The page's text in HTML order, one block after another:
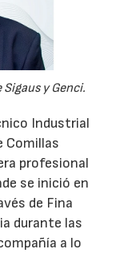
y Genci.
Industrial
Comillas
profesional
se inició en
de Fina
durante las
a lo